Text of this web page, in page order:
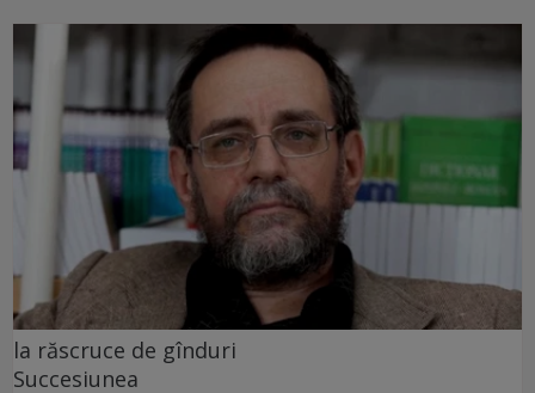
la răscruce de gînduri
Succesiunea